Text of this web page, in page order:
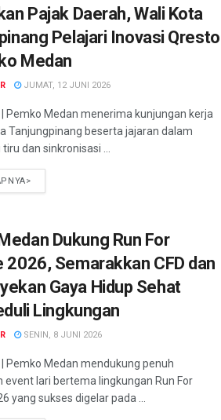
Pajak Daerah, Wali Kota
Pelajari Inovasi Qresto
Medan
JUMAT, 12 JUNI 2026
| Pemko Medan menerima kunjungan kerja
Tanjungpinang beserta jajaran dalam
dan sinkronisasi ...
Dukung Run For
2026, Semarakkan CFD dan
Gaya Hidup Sehat
Lingkungan
SENIN, 8 JUNI 2026
| Pemko Medan mendukung penuh
event lari bertema lingkungan Run For
yang sukses digelar pada ...